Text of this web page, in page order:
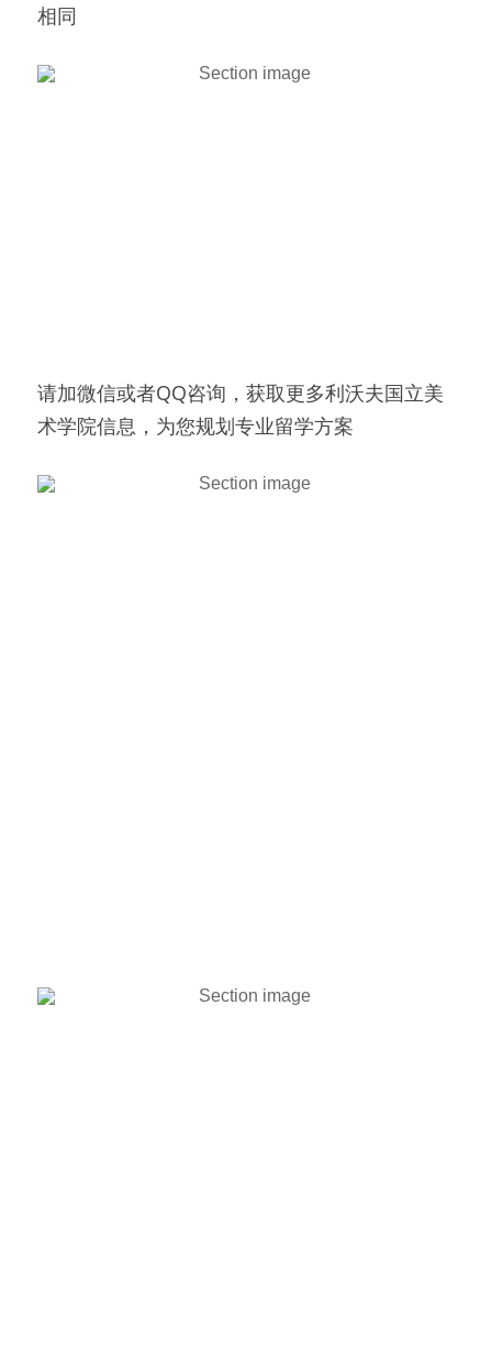
相同
请加微信或者QQ咨询，获取更多利沃夫国立美
术学院信息，为您规划专业留学方案